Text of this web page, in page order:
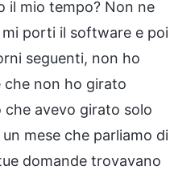
il mio tempo? Non ne
porti il software e poi
seguenti, non ho
che non ho girato
che avevo girato solo
mese che parliamo di
domande trovavano